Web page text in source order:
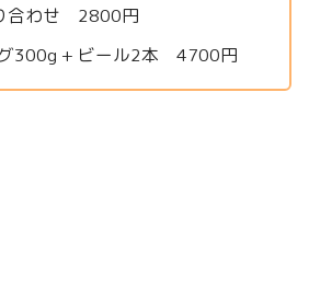
合わせ 2800円
300g + ビール2本 4700円